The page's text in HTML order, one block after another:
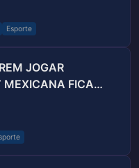
Esporte
JOGAR
CHEGADA DE